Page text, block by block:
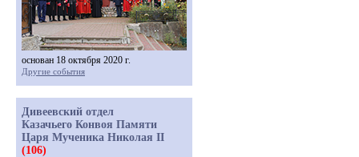
основан 18 октября 2020 г.
Другие события
Дивеевский отдел
Казачьего Конвоя Памяти
Царя Мученика Николая II
(106)